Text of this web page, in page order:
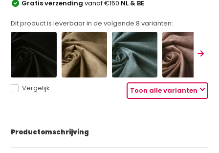
Gratis verzendingvanaf €150 NL & BE
Dit product is leverbaar in de volgende8 varianten:
Toon alle varianten
Vergelijk
Productomschrijving